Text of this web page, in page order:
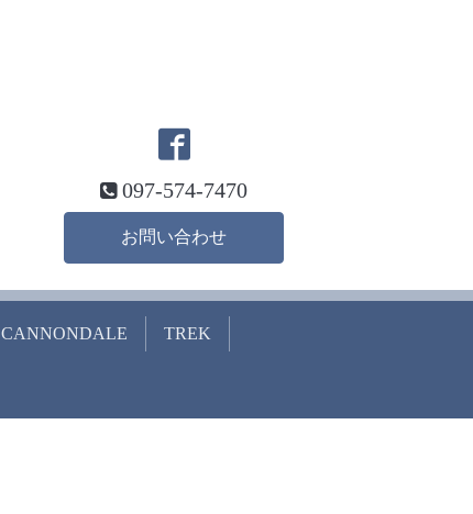
097-574-7470
お問い合わせ
CANNONDALE TREK